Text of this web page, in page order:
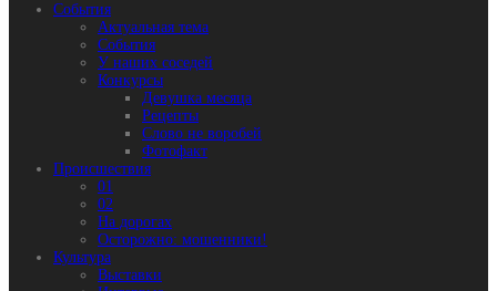
События
Актуальная тема
События
У наших соседей
Конкурсы
Девушка месяца
Рецепты
Слово не воробей
Фотофакт
Происшествия
01
02
На дорогах
Осторожно: мошенники!
Культура
Выставки